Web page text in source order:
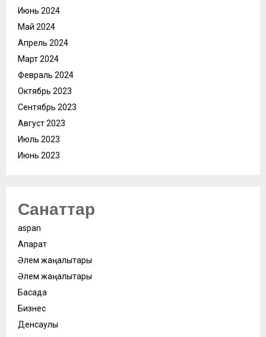
Июнь 2024
Май 2024
Апрель 2024
Март 2024
Февраль 2024
Октябрь 2023
Сентябрь 2023
Август 2023
Июль 2023
Июнь 2023
Санаттар
aspan
Ақпарат
Әлем жаңалықтары
Әлем жаңалықтары
Басқада
Бизнес
Денсаулық